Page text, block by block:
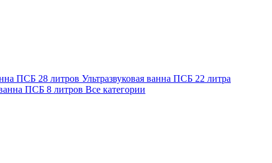
ПСБ 28 литров Ультразвуковая ванна ПСБ 22 литра
ПСБ 8 литров Все категории